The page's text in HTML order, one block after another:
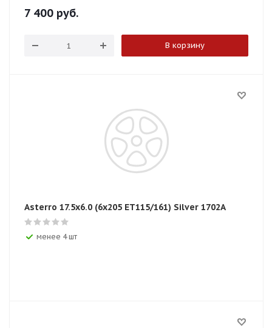
7 400 руб.
В корзину
Asterro 17.5x6.0 (6x205 ET115/161) Silver 1702A
менее 4 шт